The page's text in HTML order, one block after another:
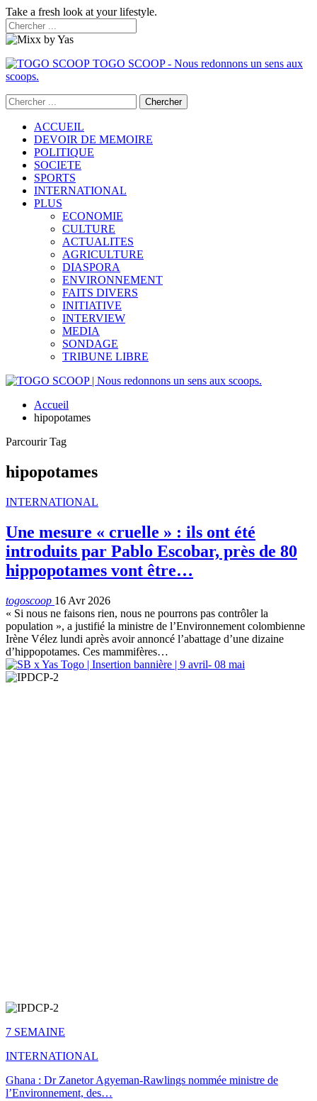
Take a fresh look at your lifestyle.
TOGO SCOOP - Nous redonnons un sens aux
scoops.
ACCUEIL
DEVOIR DE MEMOIRE
POLITIQUE
SOCIETE
SPORTS
INTERNATIONAL
PLUS
ECONOMIE
CULTURE
ACTUALITES
AGRICULTURE
DIASPORA
ENVIRONNEMENT
FAITS DIVERS
INITIATIVE
INTERVIEW
MEDIA
SONDAGE
TRIBUNE LIBRE
Accueil
hipopotames
Parcourir Tag
hipopotames
INTERNATIONAL
Une mesure « cruelle » : ils ont été
introduits par Pablo Escobar, près de 80
hippopotames vont être…
togoscoop 16 Avr 2026
« Si nous ne faisons rien, nous ne pourrons pas contrôler la
population », a justifié la ministre de l’Environnement colombienne
Irène Vélez lundi après avoir annoncé l’abattage d’une dizaine
d’hippopotames. Ces mammifères…
7 SEMAINE
INTERNATIONAL
Ghana : Dr Zanetor Agyeman-Rawlings nommée ministre de
l’Environnement, des…